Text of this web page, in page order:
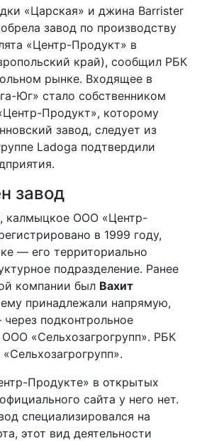
«Царская» и джина Barrister
завод по производству
«Центр-Продукт» в
край), сообщил РБК
рынке. Входящее в
Юг» стало собственником
Продукт», которому
завод, следует из
Ladoga подтвердили
завод
калмыцкое ООО «Центр-
в 1999 году,
— его территориально
подразделение. Ранее
компании был Вахит
принадлежали напрямую,
подконтрольное
«Сельхозагрогрупп». РБК
Продукте» в открытых
сайта у него нет.
специализировался на
этот вид деятельности